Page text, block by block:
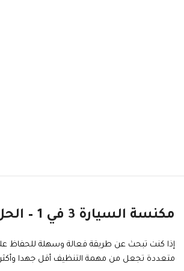
مكنسة السيارة 3 في 1 – الحل الذكي لتنظيف شامل وسريع
إذا كنت تبحث عن طريقة فعالة وسهلة للحفاظ
متعددة تجعل من مهمة التنظيف أقل جهدا وأكثر